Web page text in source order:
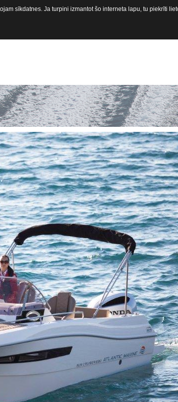
Sākums Laivas Motori
sīkdatnes. Ja turpini izmantot šo interneta lapu, tu piekrīti